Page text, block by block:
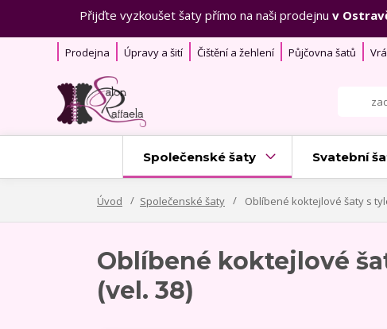
Přijďte vyzkoušet šaty přímo na naši prodejnu v
Prodejna Úpravy a šití Čištění a žehlení Půjčovna šatů
Společenské šaty Svatební
Úvod Společenské šaty Oblíbené koktejlové šaty s
Oblíbené koktejlové
(vel. 38)